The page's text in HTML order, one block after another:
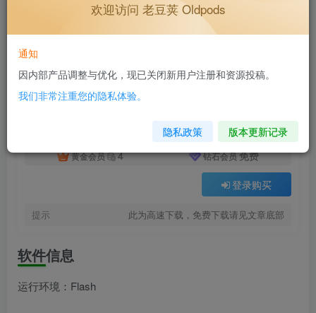
6个月前更新
战火英雄1：香草版Release 1.0.2
此内容为付费资源，请付费后查看
8积分
黄金会员 4 钻石会员免费
登录购买
提示 此为高速下载，免费下载请见文章底部
付费资源
软件信息
运行环境：Flash
欢迎访问 老豆荚 Oldpods
通知
因内部产品调整与优化，现已关闭新用户注册和资源投稿。
我们非常注重您的隐私体验。
隐私政策 版本更新记录